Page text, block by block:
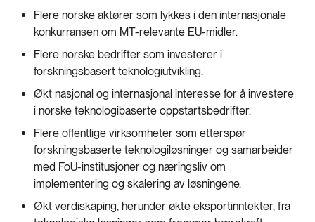
Flere norske aktører som lykkes i den internasjonale
konkurransen om MT-relevante EU-midler.
Flere norske bedrifter som investerer i
forskningsbasert teknologiutvikling.
Økt nasjonal og internasjonal interesse for å investere
i norske teknologibaserte oppstartsbedrifter.
Flere offentlige virksomheter som etterspør
forskningsbaserte teknologiløsninger og samarbeider
med FoU-institusjoner og næringsliv om
implementering og skalering av løsningene.
Økt verdiskaping, herunder økte eksportinntekter, fra